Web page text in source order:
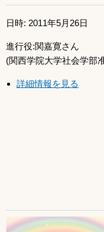
日時: 2011年5月26日
進行役:関嘉寛さん
(関西学院大学社会学部
詳細情報を見る
サブコンテン